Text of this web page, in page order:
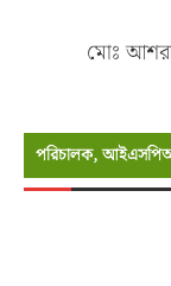
মোঃ
পরিচালক,